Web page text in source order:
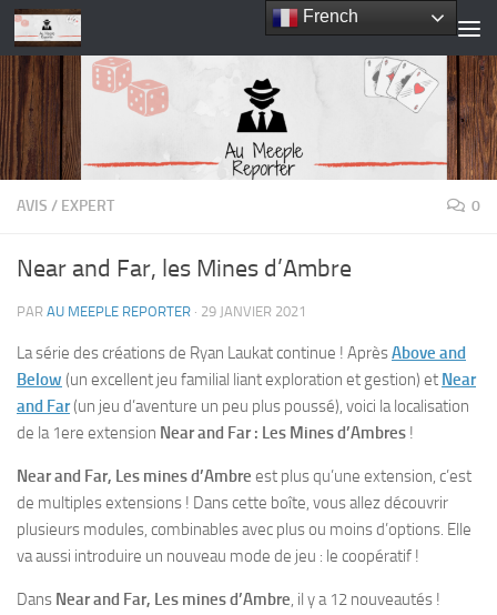
Skip to content
AVIS / EXPERT 0
Near and Far, les Mines d’Ambre
PAR AU MEEPLE REPORTER · 29 JANVIER 2021
La série des créations de Ryan Laukat continue ! AprèsAbove and
Below (un excellent jeu familial liant exploration et gestion) et Near
and Far(un jeu d’aventure un peu plus poussé), voici la localisation
de la 1ere extension Near and Far : Les Mines d’Ambres !
Near and Far, Les mines d’Ambre est plus qu’une extension, c’est
de multiples extensions ! Dans cette boîte, vous allez découvrir
plusieurs modules, combinables avec plus ou moins d’options. Elle
va aussi introduire un nouveau mode de jeu : le coopératif !
Dans Near and Far, Les mines d’Ambre, il y a 12 nouveautés !
French